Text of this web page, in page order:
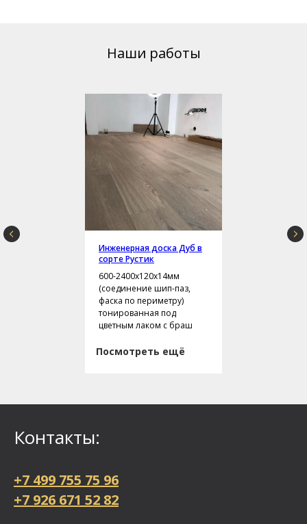
Наши работы
Инженерная доска Дуб в
сорте Рустик
600-2400х120х14мм
(соединение шип-паз,
фаска по периметру)
тонированная под
цветным лаком с браш
Посмотреть ещё
Контакты:
+7 499 755 75 96
+7 926 671 52 82